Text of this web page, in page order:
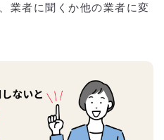
業者に聞くか他の業者に変